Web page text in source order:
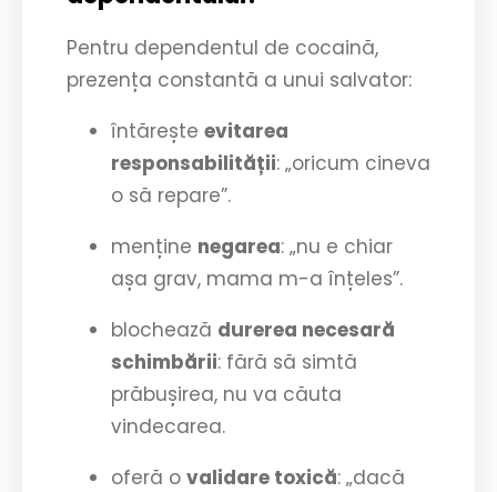
Pentru dependentul de cocaină,
prezența constantă a unui salvator:
întărește evitarea
responsabilității: „oricum cineva
o să repare”.
menține negarea: „nu e chiar
așa grav, mama m-a înțeles”.
blochează durerea necesară
schimbării: fără să simtă
prăbușirea, nu va căuta
vindecarea.
oferă o validare toxică: „dacă